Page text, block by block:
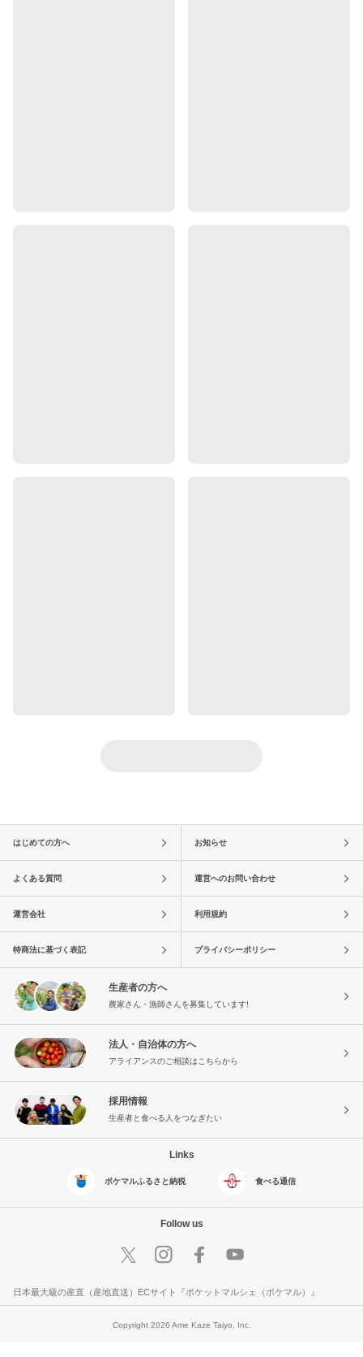
はじめての方へ お知らせ
よくある質問 運営へのお問い合わせ
運営会社 利用規約
特商法に基づく表記 プライバシーポリシー
生産者の方へ
農家さん・漁師さんを募集しています!
法人・自治体の方へ
アライアンスのご相談はこちらから
採用情報
生産者と食べる人をつなぎたい
Links
ポケマルふるさと納税 食べる通信
Follow us
日本最大級の産直（産地直送）ECサイト『ポケットマルシェ（ポケマル）』
Copyright 2026 Ame Kaze Taiyo, Inc.